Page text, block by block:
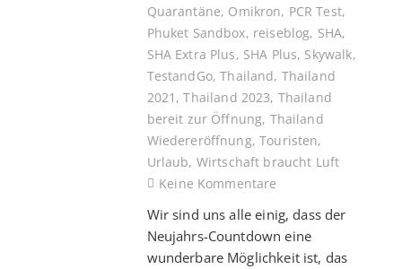
Quarantäne, Omikron, PCR Test,
Phuket Sandbox, reiseblog, SHA,
SHA Extra Plus, SHA Plus, Skywalk,
TestandGo,Thailand, Thailand
2021 ,Thailand 2023, Thailand
bereit zur Öffnung, Thailand
Wiedereröffnung,Touristen,
Urlaub, Wirtschaft braucht Luft
Keine Kommentare
Wir sind uns alle einig, dass der
Neujahrs-Countdown eine
wunderbare Möglichkeit ist, das